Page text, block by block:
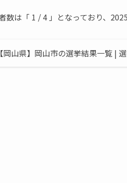
数は「 1 / 4 」となっており、
【岡山県】岡山市の選挙結果一覧 |